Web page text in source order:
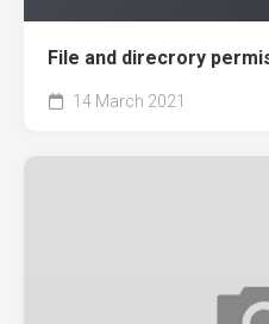
File and direcrory
14 March 2021